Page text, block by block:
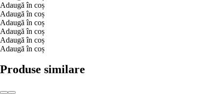
Adaugă în coș
Adaugă în coș
Adaugă în coș
Adaugă în coș
Adaugă în coș
Adaugă în coș
Produse similare